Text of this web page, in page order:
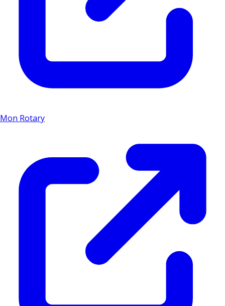
Mon Rotary